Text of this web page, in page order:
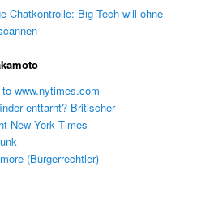
Chatkontrolle: Big Tech will ohne
www.nytimes.com
enttarnt? Britischer
New York Times
(Bürgerrechtler)